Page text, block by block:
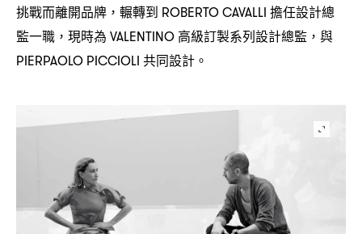
挑戰而離開品牌 ， 輾轉到 ROBERTO CAVALLI 擔任設計總
監一職 ， 現時為 VALENTINO 高級訂製系列設計總監 ， 與
PIERPAOLO PICCIOLI 共同設計。